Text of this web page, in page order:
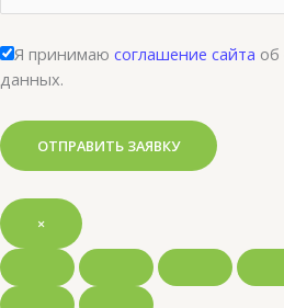
Я принимаю соглашение сайта об
данных.
×